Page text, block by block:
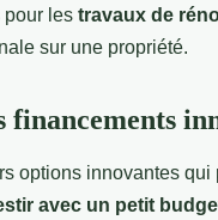
pour les travaux de
sur une propriété.
financements
options innovantes
avec un petit